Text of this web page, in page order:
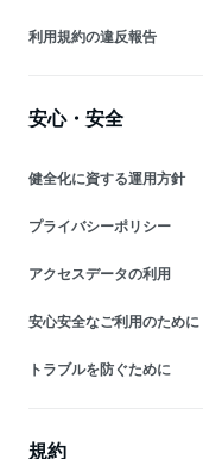
利用規約の違反報告
安心・安全
健全化に資する運用方針
プライバシーポリシー
アクセスデータの利用
安心安全なご利用のために
トラブルを防ぐために
規約